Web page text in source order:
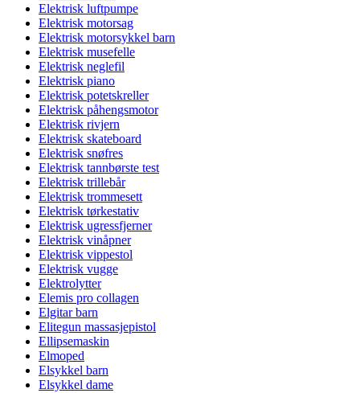
Elektrisk luftpumpe
Elektrisk motorsag
Elektrisk motorsykkel barn
Elektrisk musefelle
Elektrisk neglefil
Elektrisk piano
Elektrisk potetskreller
Elektrisk påhengsmotor
Elektrisk rivjern
Elektrisk skateboard
Elektrisk snøfres
Elektrisk tannbørste test
Elektrisk trillebår
Elektrisk trommesett
Elektrisk tørkestativ
Elektrisk ugressfjerner
Elektrisk vinåpner
Elektrisk vippestol
Elektrisk vugge
Elektrolytter
Elemis pro collagen
Elgitar barn
Elitegun massasjepistol
Ellipsemaskin
Elmoped
Elsykkel barn
Elsykkel dame